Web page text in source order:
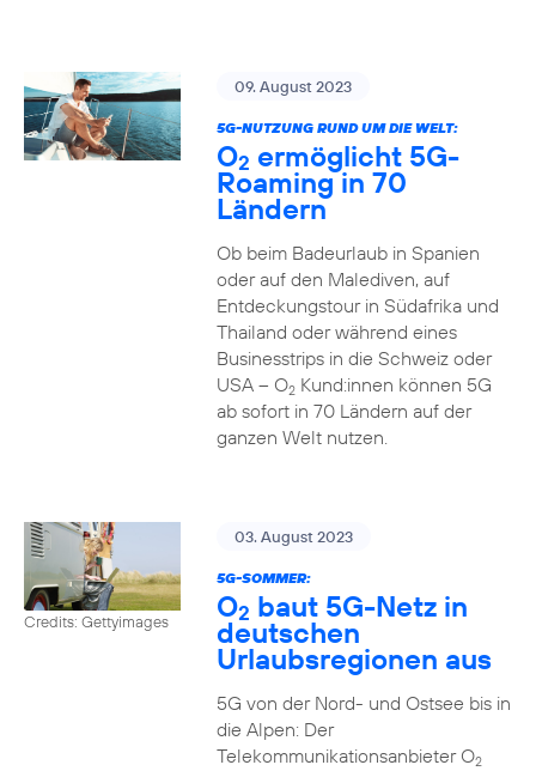
09. August 2023
5G-NUTZUNG RUND UM DIE WELT:
O2 ermöglicht 5G-
Roaming in 70
Ländern
Ob beim Badeurlaub in Spanien
oder auf den Malediven, auf
Entdeckungstour in Südafrika und
Thailand oder während eines
Businesstrips in die Schweiz oder
USA – O2Kund:innen können 5G
ab sofort in 70 Ländern auf der
ganzen Welt nutzen.
Credits: Gettyimages
03. August 2023
5G-SOMMER:
O2 baut 5G-Netz in
deutschen
Urlaubsregionen aus
5G von der Nord- und Ostsee bis in
die Alpen: Der
Telekommunikationsanbieter O2